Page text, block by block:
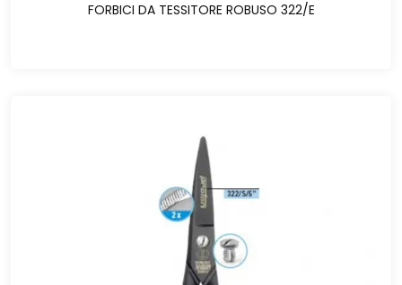
FORBICI DA TESSITORE ROBUSO 322/E